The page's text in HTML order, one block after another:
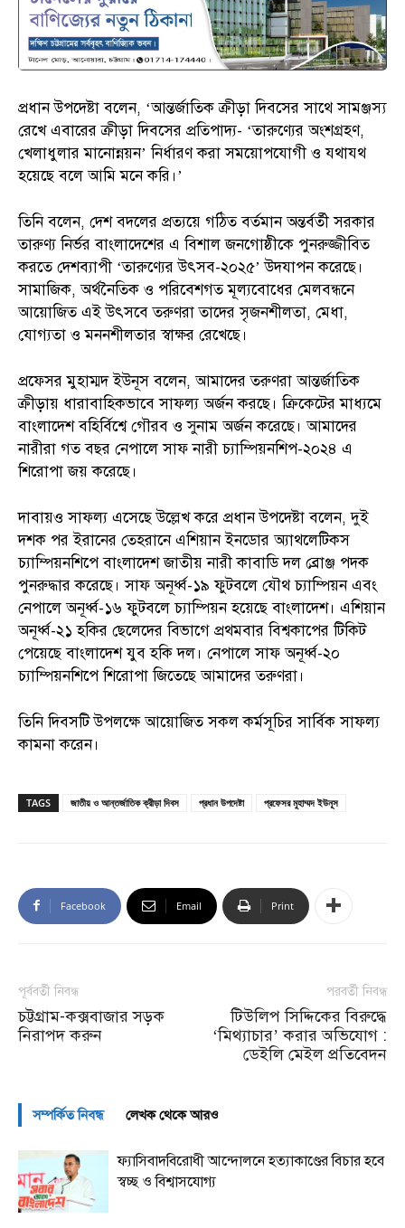
প্রধান উপদেষ্টা বলেন, ‘আন্তর্জাতিক ক্রীড়া দিবসের সাথে সামঞ্জস্য
রেখে এবারের ক্রীড়া দিবসের প্রতিপাদ্য- ‘তারুণ্যের অংশগ্রহণ,
খেলাধুলার মানোন্নয়ন’ নির্ধারণ করা সময়োপযোগী ও যথাযথ
হয়েছে বলে আমি মনে করি।’
তিনি বলেন, দেশ বদলের প্রত্যয়ে গঠিত বর্তমান অন্তর্বর্তী সরকার
তারুণ্য নির্ভর বাংলাদেশের এ বিশাল জনগোষ্ঠীকে পুনরুজ্জীবিত
করতে দেশব্যাপী ‘তারুণ্যের উৎসব-২০২৫’ উদযাপন করেছে।
সামাজিক, অর্থনৈতিক ও পরিবেশগত মূল্যবোধের মেলবন্ধনে
আয়োজিত এই উৎসবে তরুণরা তাদের সৃজনশীলতা, মেধা,
যোগ্যতা ও মননশীলতার স্বাক্ষর রেখেছে।
প্রফেসর মুহাম্মদ ইউনূস বলেন, আমাদের তরুণরা আন্তর্জাতিক
ক্রীড়ায় ধারাবাহিকভাবে সাফল্য অর্জন করছে। ক্রিকেটের মাধ্যমে
বাংলাদেশ বহির্বিশ্বে গৌরব ও সুনাম অর্জন করেছে। আমাদের
নারীরা গত বছর নেপালে সাফ নারী চ্যাম্পিয়নশিপ-২০২৪ এ
শিরোপা জয় করেছে।
দাবায়ও সাফল্য এসেছে উল্লেখ করে প্রধান উপদেষ্টা বলেন, দুই
দশক পর ইরানের তেহরানে এশিয়ান ইনডোর অ্যাথলেটিকস
চ্যাম্পিয়নশিপে বাংলাদেশ জাতীয় নারী কাবাডি দল ব্রোঞ্জ পদক
পুনরুদ্ধার করেছে। সাফ অনূর্ধ্ব-১৯ ফুটবলে যৌথ চ্যাম্পিয়ন এবং
নেপালে অনূর্ধ্ব-১৬ ফুটবলে চ্যাম্পিয়ন হয়েছে বাংলাদেশ। এশিয়ান
অনূর্ধ্ব-২১ হকির ছেলেদের বিভাগে প্রথমবার বিশ্বকাপের টিকিট
পেয়েছে বাংলাদেশ যুব হকি দল। নেপালে সাফ অনূর্ধ্ব-২০
চ্যাম্পিয়নশিপে শিরোপা জিতেছে আমাদের তরুণরা।
তিনি দিবসটি উপলক্ষে আয়োজিত সকল কর্মসূচির সার্বিক সাফল্য
কামনা করেন।
TAGS জাতীয় ও আন্তর্জাতিক ক্রীড়া দিবস প্রধান উপদেষ্টা প্রফেসর মুহাম্মদ ইউনূস
Facebook Email Print
পূর্ববর্তী নিবন্ধ
চট্টগ্রাম-কক্সবাজার সড়ক
নিরাপদ করুন
পরবর্তী নিবন্ধ
টিউলিপ সিদ্দিকের বিরুদ্ধে
‘মিথ্যাচার’ করার অভিযোগ :
ডেইলি মেইল প্রতিবেদন
সম্পর্কিত নিবন্ধ লেখক থেকে আরও
ফ্যাসিবাদবিরোধী আন্দোলনে হত্যাকাণ্ডের বিচার হবে
স্বচ্ছ ও বিশ্বাসযোগ্য